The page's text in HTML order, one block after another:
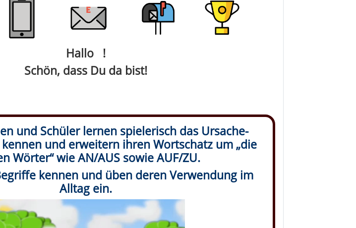
Hallo !
Schön, dass Du da bist!
und Schüler lernen spielerisch das Ursache-
und erweitern ihren Wortschatz um „die
Wörter“ wie AN/AUS sowie AUF/ZU.
kennen und üben deren Verwendung im
Alltag ein.